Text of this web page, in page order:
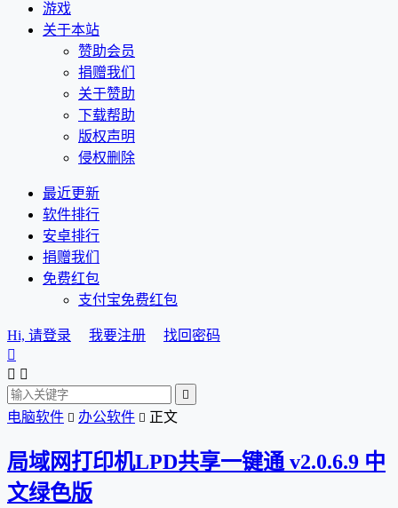
游戏
关于本站
赞助会员
捐赠我们
关于赞助
下载帮助
版权声明
侵权删除
最近更新
软件排行
安卓排行
捐赠我们
免费红包
支付宝免费红包
Hi, 请登录 我要注册
找回密码

 

电脑软件  办公软件  正文
局域网打印机LPD共享一键通 v2.0.6.9 中
文绿色版